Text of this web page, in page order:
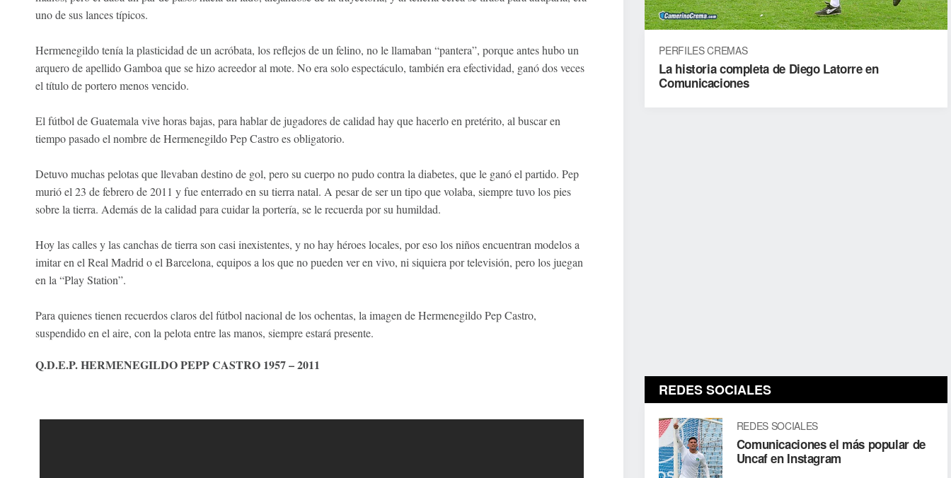
uno de sus lances típicos.
Hermenegildo tenía la plasticidad de un acróbata, los reflejos de un felino, no le llamaban “pantera”, porque antes hubo un
arquero de apellido Gamboa que se hizo acreedor al mote. No era solo espectáculo, también era efectividad, ganó dos veces
el título de portero menos vencido.
El fútbol de Guatemala vive horas bajas, para hablar de jugadores de calidad hay que hacerlo en pretérito, al buscar en
tiempo pasado el nombre de Hermenegildo Pep Castro es obligatorio.
Detuvo muchas pelotas que llevaban destino de gol, pero su cuerpo no pudo contra la diabetes, que le ganó el partido. Pep
murió el 23 de febrero de 2011 y fue enterrado en su tierra natal. A pesar de ser un tipo que volaba, siempre tuvo los pies
sobre la tierra. Además de la calidad para cuidar la portería, se le recuerda por su humildad.
Hoy las calles y las canchas de tierra son casi inexistentes, y no hay héroes locales, por eso los niños encuentran modelos a
imitar en el Real Madrid o el Barcelona, equipos a los que no pueden ver en vivo, ni siquiera por televisión, pero los juegan
en la “Play Station”.
Para quienes tienen recuerdos claros del fútbol nacional de los ochentas, la imagen de Hermenegildo Pep Castro,
suspendido en el aire, con la pelota entre las manos, siempre estará presente.
Q.D.E.P. HERMENEGILDO PEPP CASTRO 1957 – 2011
PERFILES CREMAS
La historia completa de Diego Latorre en
Comunicaciones
REDES SOCIALES
REDES SOCIALES
Comunicaciones el más popular de
Uncaf en Instagram